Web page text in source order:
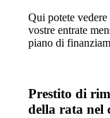
Qui potete
vostre entrate
piano di
Prestito di
della rata nel